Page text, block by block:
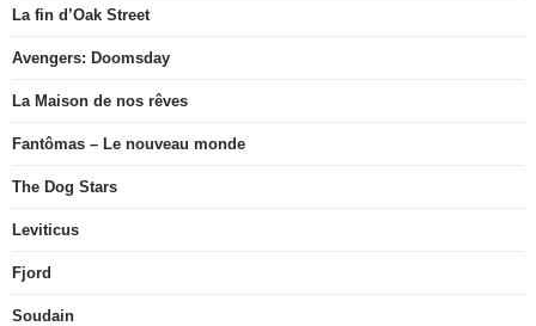
La fin d’Oak Street
Avengers: Doomsday
La Maison de nos rêves
Fantômas – Le nouveau monde
The Dog Stars
Leviticus
Fjord
Soudain